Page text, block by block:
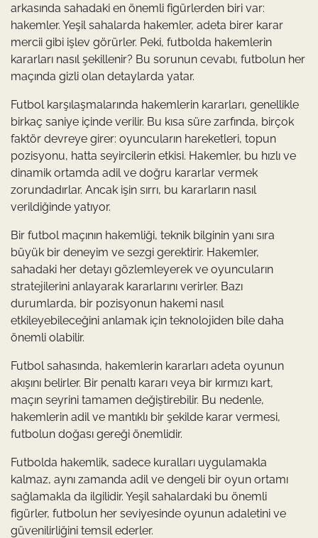
arkasında sahadaki en önemli figürlerden biri var:
hakemler. Yeşil sahalarda hakemler, adeta birer karar
mercii gibi işlev görürler. Peki, futbolda hakemlerin
kararları nasıl şekillenir? Bu sorunun cevabı, futbolun her
maçında gizli olan detaylarda yatar.
Futbol karşılaşmalarında hakemlerin kararları, genellikle
birkaç saniye içinde verilir. Bu kısa süre zarfında, birçok
faktör devreye girer: oyuncuların hareketleri, topun
pozisyonu, hatta seyircilerin etkisi. Hakemler, bu hızlı ve
dinamik ortamda adil ve doğru kararlar vermek
zorundadırlar. Ancak işin sırrı, bu kararların nasıl
verildiğinde yatıyor.
Bir futbol maçının hakemliği, teknik bilginin yanı sıra
büyük bir deneyim ve sezgi gerektirir. Hakemler,
sahadaki her detayı gözlemleyerek ve oyuncuların
stratejilerini anlayarak kararlarını verirler. Bazı
durumlarda, bir pozisyonun hakemi nasıl
etkileyebileceğini anlamak için teknolojiden bile daha
önemli olabilir.
Futbol sahasında, hakemlerin kararları adeta oyunun
akışını belirler. Bir penaltı kararı veya bir kırmızı kart,
maçın seyrini tamamen değiştirebilir. Bu nedenle,
hakemlerin adil ve mantıklı bir şekilde karar vermesi,
futbolun doğası gereği önemlidir.
Futbolda hakemlik, sadece kuralları uygulamakla
kalmaz, aynı zamanda adil ve dengeli bir oyun ortamı
sağlamakla da ilgilidir. Yeşil sahalardaki bu önemli
figürler, futbolun her seviyesinde oyunun adaletini ve
güvenilirliğini temsil ederler.